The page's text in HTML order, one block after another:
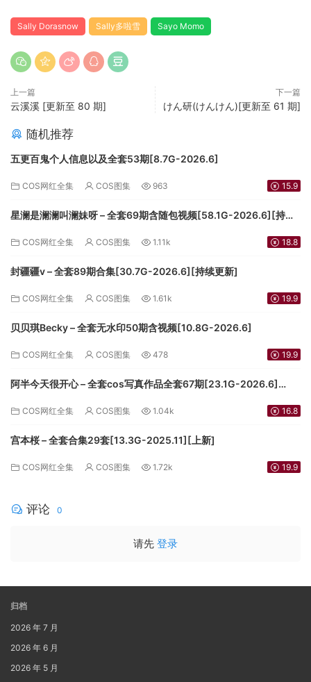
Sally Dorasnow Sally多啦雪 Sayo Momo
上一篇
云溪溪 [更新至 80 期]
下一篇
けん研(けんけん)[更新至 61 期]
随机推荐
五更百鬼个人信息以及全套53期[8.7G-2026.6]
COS网红全集 COS图集 963 15.9
星澜是澜澜叫澜妹呀 – 全套69期含随包视频[58.1G-2026.6][持续
COS网红全集 COS图集 1.11k 18.8
封疆疆v – 全套89期合集[30.7G-2026.6][持续更新]
COS网红全集 COS图集 1.61k 19.9
贝贝琪Becky – 全套无水印50期含视频[10.8G-2026.6]
COS网红全集 COS图集 478 19.9
阿半今天很开心 – 全套cos写真作品全套67期[23.1G-2026.6]
COS网红全集 COS图集 1.04k 16.8
宫本桜 – 全套合集29套[13.3G-2025.11][上新]
COS网红全集 COS图集 1.72k 19.9
评论 0
请先 登录
归档
2026 年 7 月
2026 年 6 月
2026 年 5 月